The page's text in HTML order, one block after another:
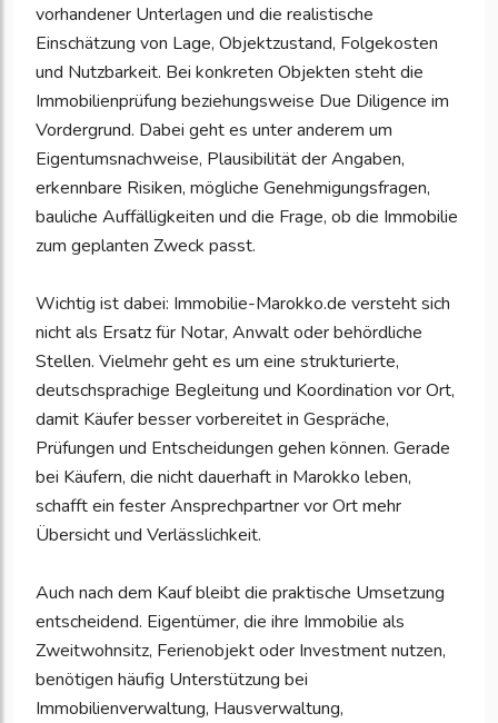
vorhandener Unterlagen und die realistische
Einschätzung von Lage, Objektzustand, Folgekosten
und Nutzbarkeit. Bei konkreten Objekten steht die
Immobilienprüfung beziehungsweise Due Diligence im
Vordergrund. Dabei geht es unter anderem um
Eigentumsnachweise, Plausibilität der Angaben,
erkennbare Risiken, mögliche Genehmigungsfragen,
bauliche Auffälligkeiten und die Frage, ob die Immobilie
zum geplanten Zweck passt.
Wichtig ist dabei: Immobilie-Marokko.de versteht sich
nicht als Ersatz für Notar, Anwalt oder behördliche
Stellen. Vielmehr geht es um eine strukturierte,
deutschsprachige Begleitung und Koordination vor Ort,
damit Käufer besser vorbereitet in Gespräche,
Prüfungen und Entscheidungen gehen können. Gerade
bei Käufern, die nicht dauerhaft in Marokko leben,
schafft ein fester Ansprechpartner vor Ort mehr
Übersicht und Verlässlichkeit.
Auch nach dem Kauf bleibt die praktische Umsetzung
entscheidend. Eigentümer, die ihre Immobilie als
Zweitwohnsitz, Ferienobjekt oder Investment nutzen,
benötigen häufig Unterstützung bei
Immobilienverwaltung, Hausverwaltung,